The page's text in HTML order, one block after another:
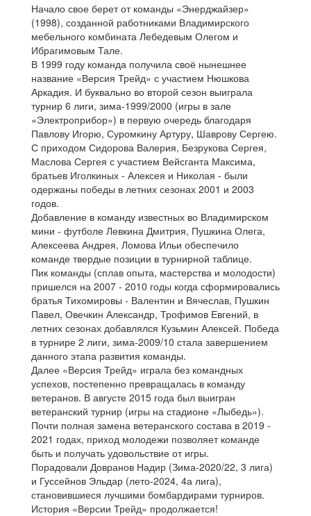
Начало свое берет от команды «Энерджайзер»
(1998), созданной работниками Владимирского
мебельного комбината Лебедевым Олегом и
Ибрагимовым Тале.
В 1999 году команда получила своё нынешнее
название «Версия Трейд» с участием Нюшкова
Аркадия. И буквально во второй сезон выиграла
турнир 6 лиги, зима-1999/2000 (игры в зале
«Электроприбор») в первую очередь благодаря
Павлову Игорю, Суромкину Артуру, Шаврову Сергею.
С приходом Сидорова Валерия, Безрукова Сергея,
Маслова Сергея с участием Вейсганта Максима,
братьев Иголкиных - Алексея и Николая - были
одержаны победы в летних сезонах 2001 и 2003
годов.
Добавление в команду известных во Владимирском
мини - футболе Левкина Дмитрия, Пушкина Олега,
Алексеева Андрея, Ломова Ильи обеспечило
команде твердые позиции в турнирной таблице.
Пик команды (сплав опыта, мастерства и молодости)
пришелся на 2007 - 2010 годы когда сформировались
братья Тихомировы - Валентин и Вячеслав, Пушкин
Павел, Овечкин Александр, Трофимов Евгений, в
летних сезонах добавлялся Кузьмин Алексей. Победа
в турнире 2 лиги, зима-2009/10 стала завершением
данного этапа развития команды.
Далее «Версия Трейд» играла без командных
успехов, постепенно превращалась в команду
ветеранов. В августе 2015 года был выигран
ветеранский турнир (игры на стадионе «Лыбедь»).
Почти полная замена ветеранского состава в 2019 -
2021 годах, приход молодежи позволяет команде
быть и получать удовольствие от игры.
Порадовали Довранов Надир (Зима-2020/22, 3 лига)
и Гуссейнов Эльдар (лето-2024, 4а лига),
становившиеся лучшими бомбардирами турниров.
История «Версии Трейд» продолжается!